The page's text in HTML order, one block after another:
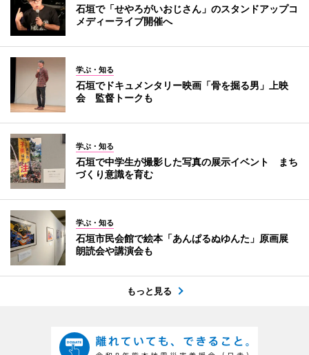
石垣で「せやろがいおじさん」のスタンドアップコ
メディーライブ開催へ
学ぶ・知る
石垣でドキュメンタリー映画「骨を掘る男」上映
会 監督トークも
学ぶ・知る
石垣で中学生が撮影した写真の展示イベント まち
づくり意識を育む
学ぶ・知る
石垣市民会館で絵本「あんぱるぬゆんた」原画展
朗読会や講演会も
もっと見る